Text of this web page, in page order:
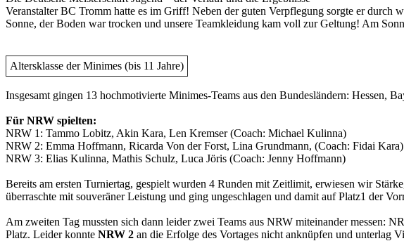
Veranstalter BC Tromm hatte es im Griff! Neben der guten Verpflegung sorgte er durch
Sonne, der Boden war trocken und unsere Teamkleidung kam voll zur Geltung! Am
Altersklasse der Minimes (bis 11 Jahre)
Insgesamt gingen 13 hochmotivierte Minimes-Teams aus den Bundesländern: Hessen,
Für NRW spielten:
NRW 1: Tammo Lobitz, Akin Kara, Len Kremser (Coach: Michael Kulinna)
NRW 2: Emma Hoffmann, Ricarda Von der Forst, Lina Grundmann, (Coach: Fidai Kara)
NRW 3: Elias Kulinna, Mathis Schulz, Luca Jöris (Coach: Jenny Hoffmann)
Bereits am ersten Turniertag, gespielt wurden 4 Runden mit Zeitlimit, erwiesen wir
überraschte mit souveräner Leistung und ging ungeschlagen und damit auf Platz1 der
Am zweiten Tag mussten sich dann leider zwei Teams aus NRW miteinander messen:
Platz. Leider konnte NRW 2 an die Erfolge des Vortages nicht anknüpfen und unterlag